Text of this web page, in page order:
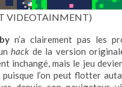
VIDEOTAINMENT)
n’a clairement pas les
hack de la version
inchangé, mais le jeu
l’on peut flotter